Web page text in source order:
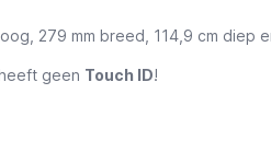
279 mm breed, 114,9 cm diep
geen Touch ID!